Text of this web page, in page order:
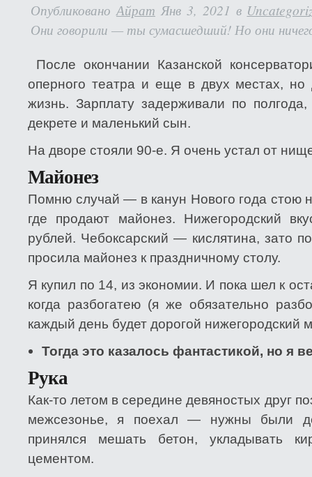
Опубликовано Айрат Янв 3, 2021 в
Они говорили — ты сумасшедший! Но они
После окончании Казанской
оперного театра и еще в двух местах, но
жизнь. Зарплату задерживали по
декрете и маленький сын.
На дворе стояли 90-е. Я очень устал от
Майонез
Помню случай — в канун Нового года стою
где продают майонез. Нижегородский
рублей. Чебоксарский — кислятина, зато
просила майонез к праздничному столу.
Я купил по 14, из экономии. И пока шел к
когда разбогатею (я же обязательно
каждый день будет дорогой нижегородский
Тогда это казалось фантастикой, но я
Рука
Как-то летом в середине девяностых друг
межсезонье, я поехал — нужны были
принялся мешать бетон, укладывать
цементом.